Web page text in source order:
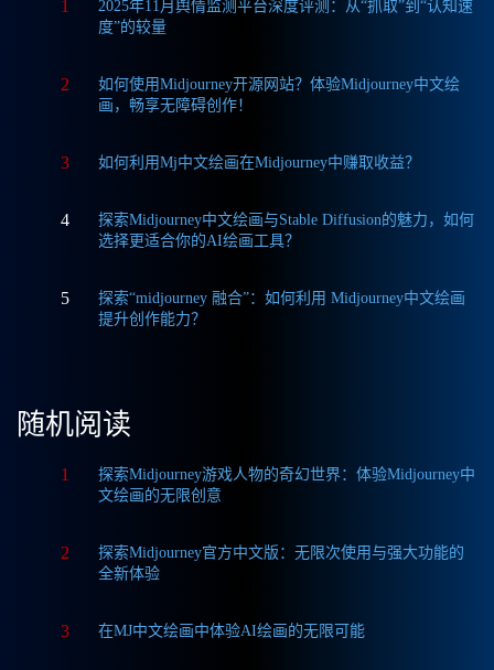
1
2025年11月舆情监测平台深度评测：从“抓取”到“认知速
度”的较量
2
如何使用Midjourney开源网站？体验Midjourney中文绘
画，畅享无障碍创作！
3 如何利用Mj中文绘画在Midjourney中赚取收益？
4
探索Midjourney中文绘画与Stable Diffusion的魅力，如何
选择更适合你的AI绘画工具？
5
探索“midjourney 融合”：如何利用 Midjourney中文绘画
提升创作能力？
随机阅读
1
探索Midjourney游戏人物的奇幻世界：体验Midjourney中
文绘画的无限创意
2
探索Midjourney官方中文版：无限次使用与强大功能的
全新体验
3 在MJ中文绘画中体验AI绘画的无限可能